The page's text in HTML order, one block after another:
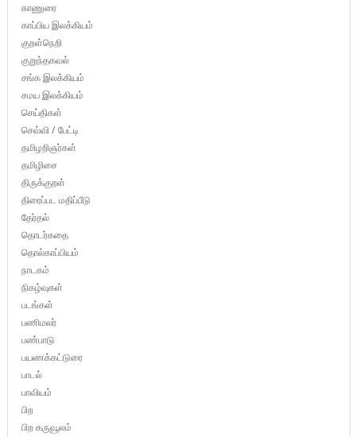
காணுரை
காப்பிய இலக்கியம்
குறள்நெறி
குறுந்தகவல்
சங்க இலக்கியம்
சமய இலக்கியம்
செய்திகள்
செவ்வி / பேட்டி
தமிழறிஞர்கள்
தமிழிசை
திருக்குறள்
திரைப்பட மதிப்பீடு
தேர்தல்
தொடர்கதை
தொல்காப்பியம்
நாடகம்
நிகழ்வுகள்
படங்கள்
பணிமலர்
பண்பாடு
பயணக்கட்டுரை
பாடல்
பாவியம்
பிற
பிற கருவூலம்